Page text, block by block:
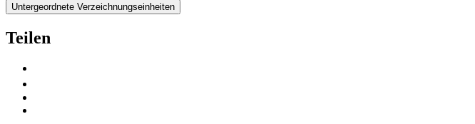
Untergeordnete Verzeichnungseinheiten
Teilen